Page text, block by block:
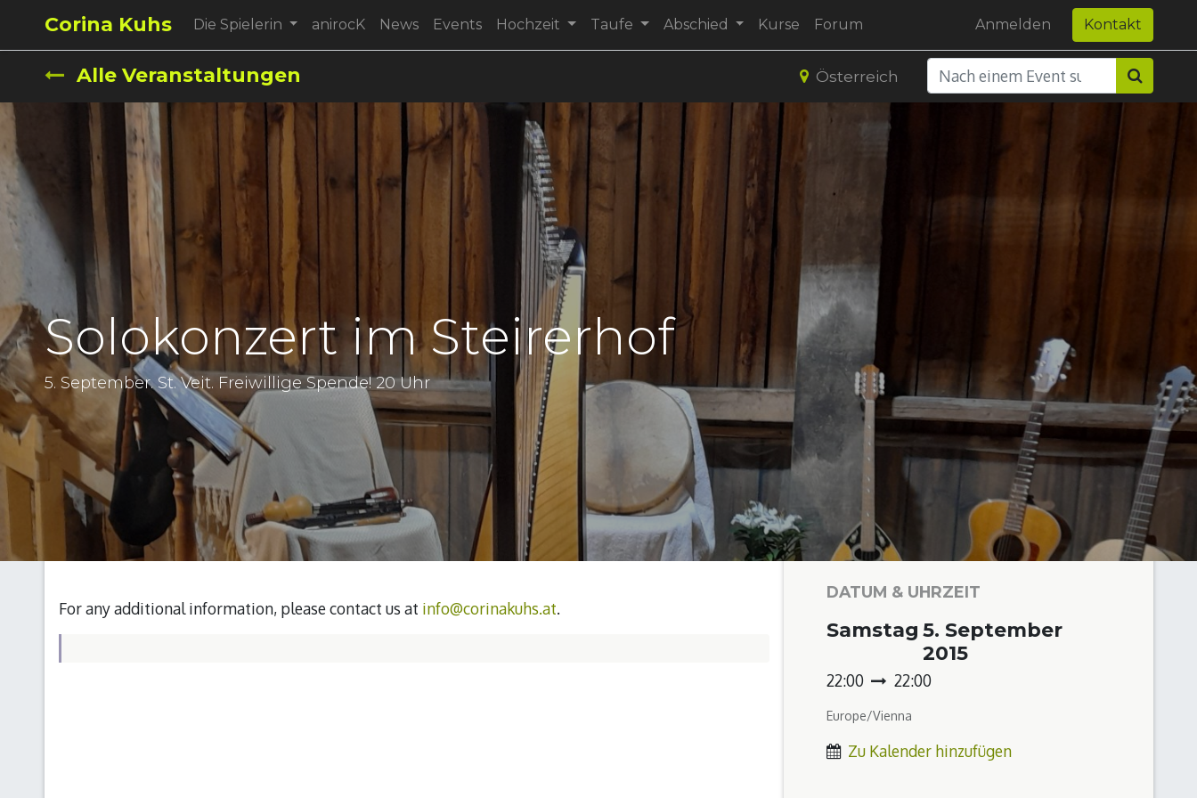
Corina Kuhs Die Spielerin anirocK News Events Hochzeit Taufe Abschied Kurse Forum Anmelden Kontakt
Alle Veranstaltungen Österreich
Solokonzert im Steirerhof
5. September. St. Veit. Freiwillige Spende! 20 Uhr
For any additional information, please contact us at info@corinakuhs.at.
DATUM & UHRZEIT
Samstag 5. September
2015
22:00 22:00
Europe/Vienna
Zu Kalender hinzufügen